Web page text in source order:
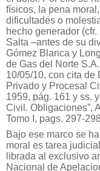
físicos, la pena
dificultades o
hecho generador
Salta –antes de su
Gómez Blanca y
de Gas del Norte
10/05/10, con cita de
Privado y Procesal
1959, pág. 161 y ss.
Civil. Obligaciones”,
Tomo I, pags. 297-
Bajo ese marco se
moral es tarea
librada al exclusivo
Nacional de